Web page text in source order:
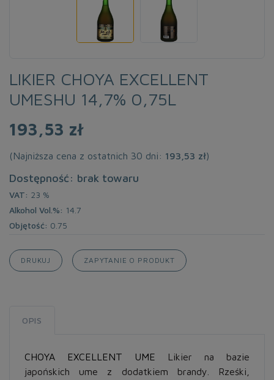
LIKIER CHOYA EXCELLENT
UMESHU 14,7% 0,75L
193,53 zł
(Najniższa cena z ostatnich 30 dni: 193,53 zł)
Dostępność: brak towaru
VAT: 23 %
Alkohol Vol.%: 14.7
Objętość: 0.75
DRUKUJ ZAPYTANIE O PRODUKT
OPIS
CHOYA EXCELLENT UME
Likier na bazie
japońskich ume z dodatkiem brandy. Rześki,